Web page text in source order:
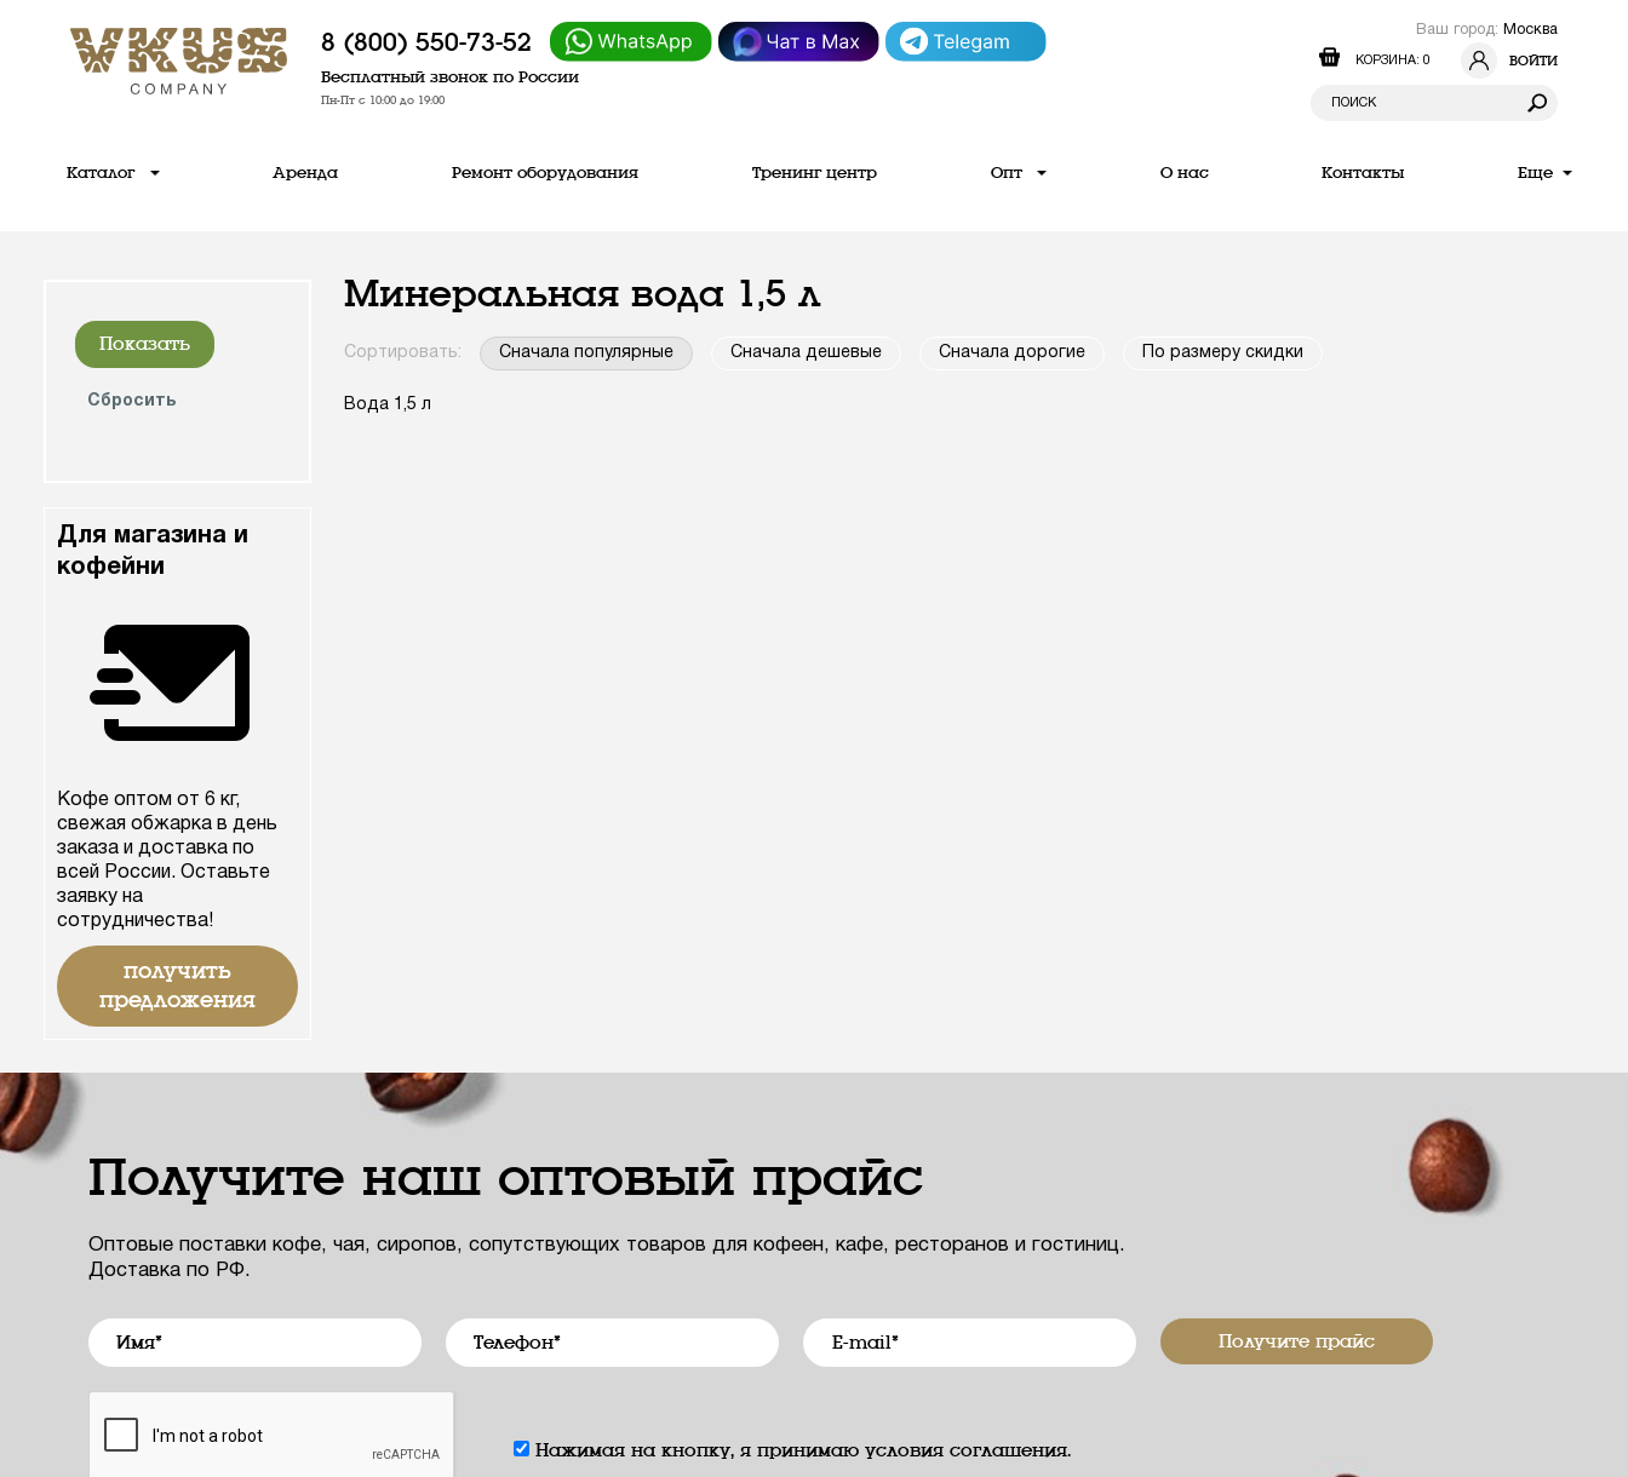
8 (800) 550-73-52
Бесплатный звонок по России
Пн-Пт с 10:00 до 19:00
Ваш город: Москва
КОРЗИНА: 0 ВОЙТИ
Каталог Аренда Ремонт оборудования Тренинг центр Опт О нас Контакты Еще
Минеральная вода 1,5 л
Сортировать: Сначала популярные Сначала дешевые Сначала дорогие По размеру скидки
Вода 1,5 л
Для магазина и
кофейни
Кофе оптом от 6 кг,
свежая обжарка в день
заказа и доставка по
всей России. Оставьте
заявку на
сотрудничества!
получить
предложения
Получите наш оптовый прайс
Оптовые поставки кофе, чая, сиропов, сопутствующих товаров для кофеен, кафе, ресторанов и гостиниц.
Доставка по РФ.
Нажимая на кнопку, я принимаю условия соглашения.